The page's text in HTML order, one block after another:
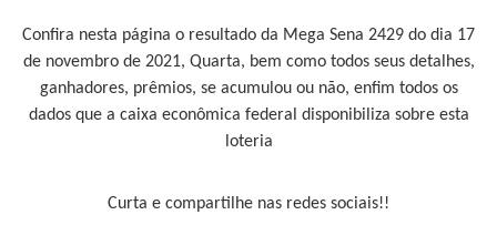
Confira nesta página o resultado da Mega Sena 2429 do dia 17
de novembro de 2021, Quarta, bem como todos seus detalhes,
ganhadores, prêmios, se acumulou ou não, enfim todos os
dados que a caixa econômica federal disponibiliza sobre esta
loteria
Curta e compartilhe nas redes sociais!!